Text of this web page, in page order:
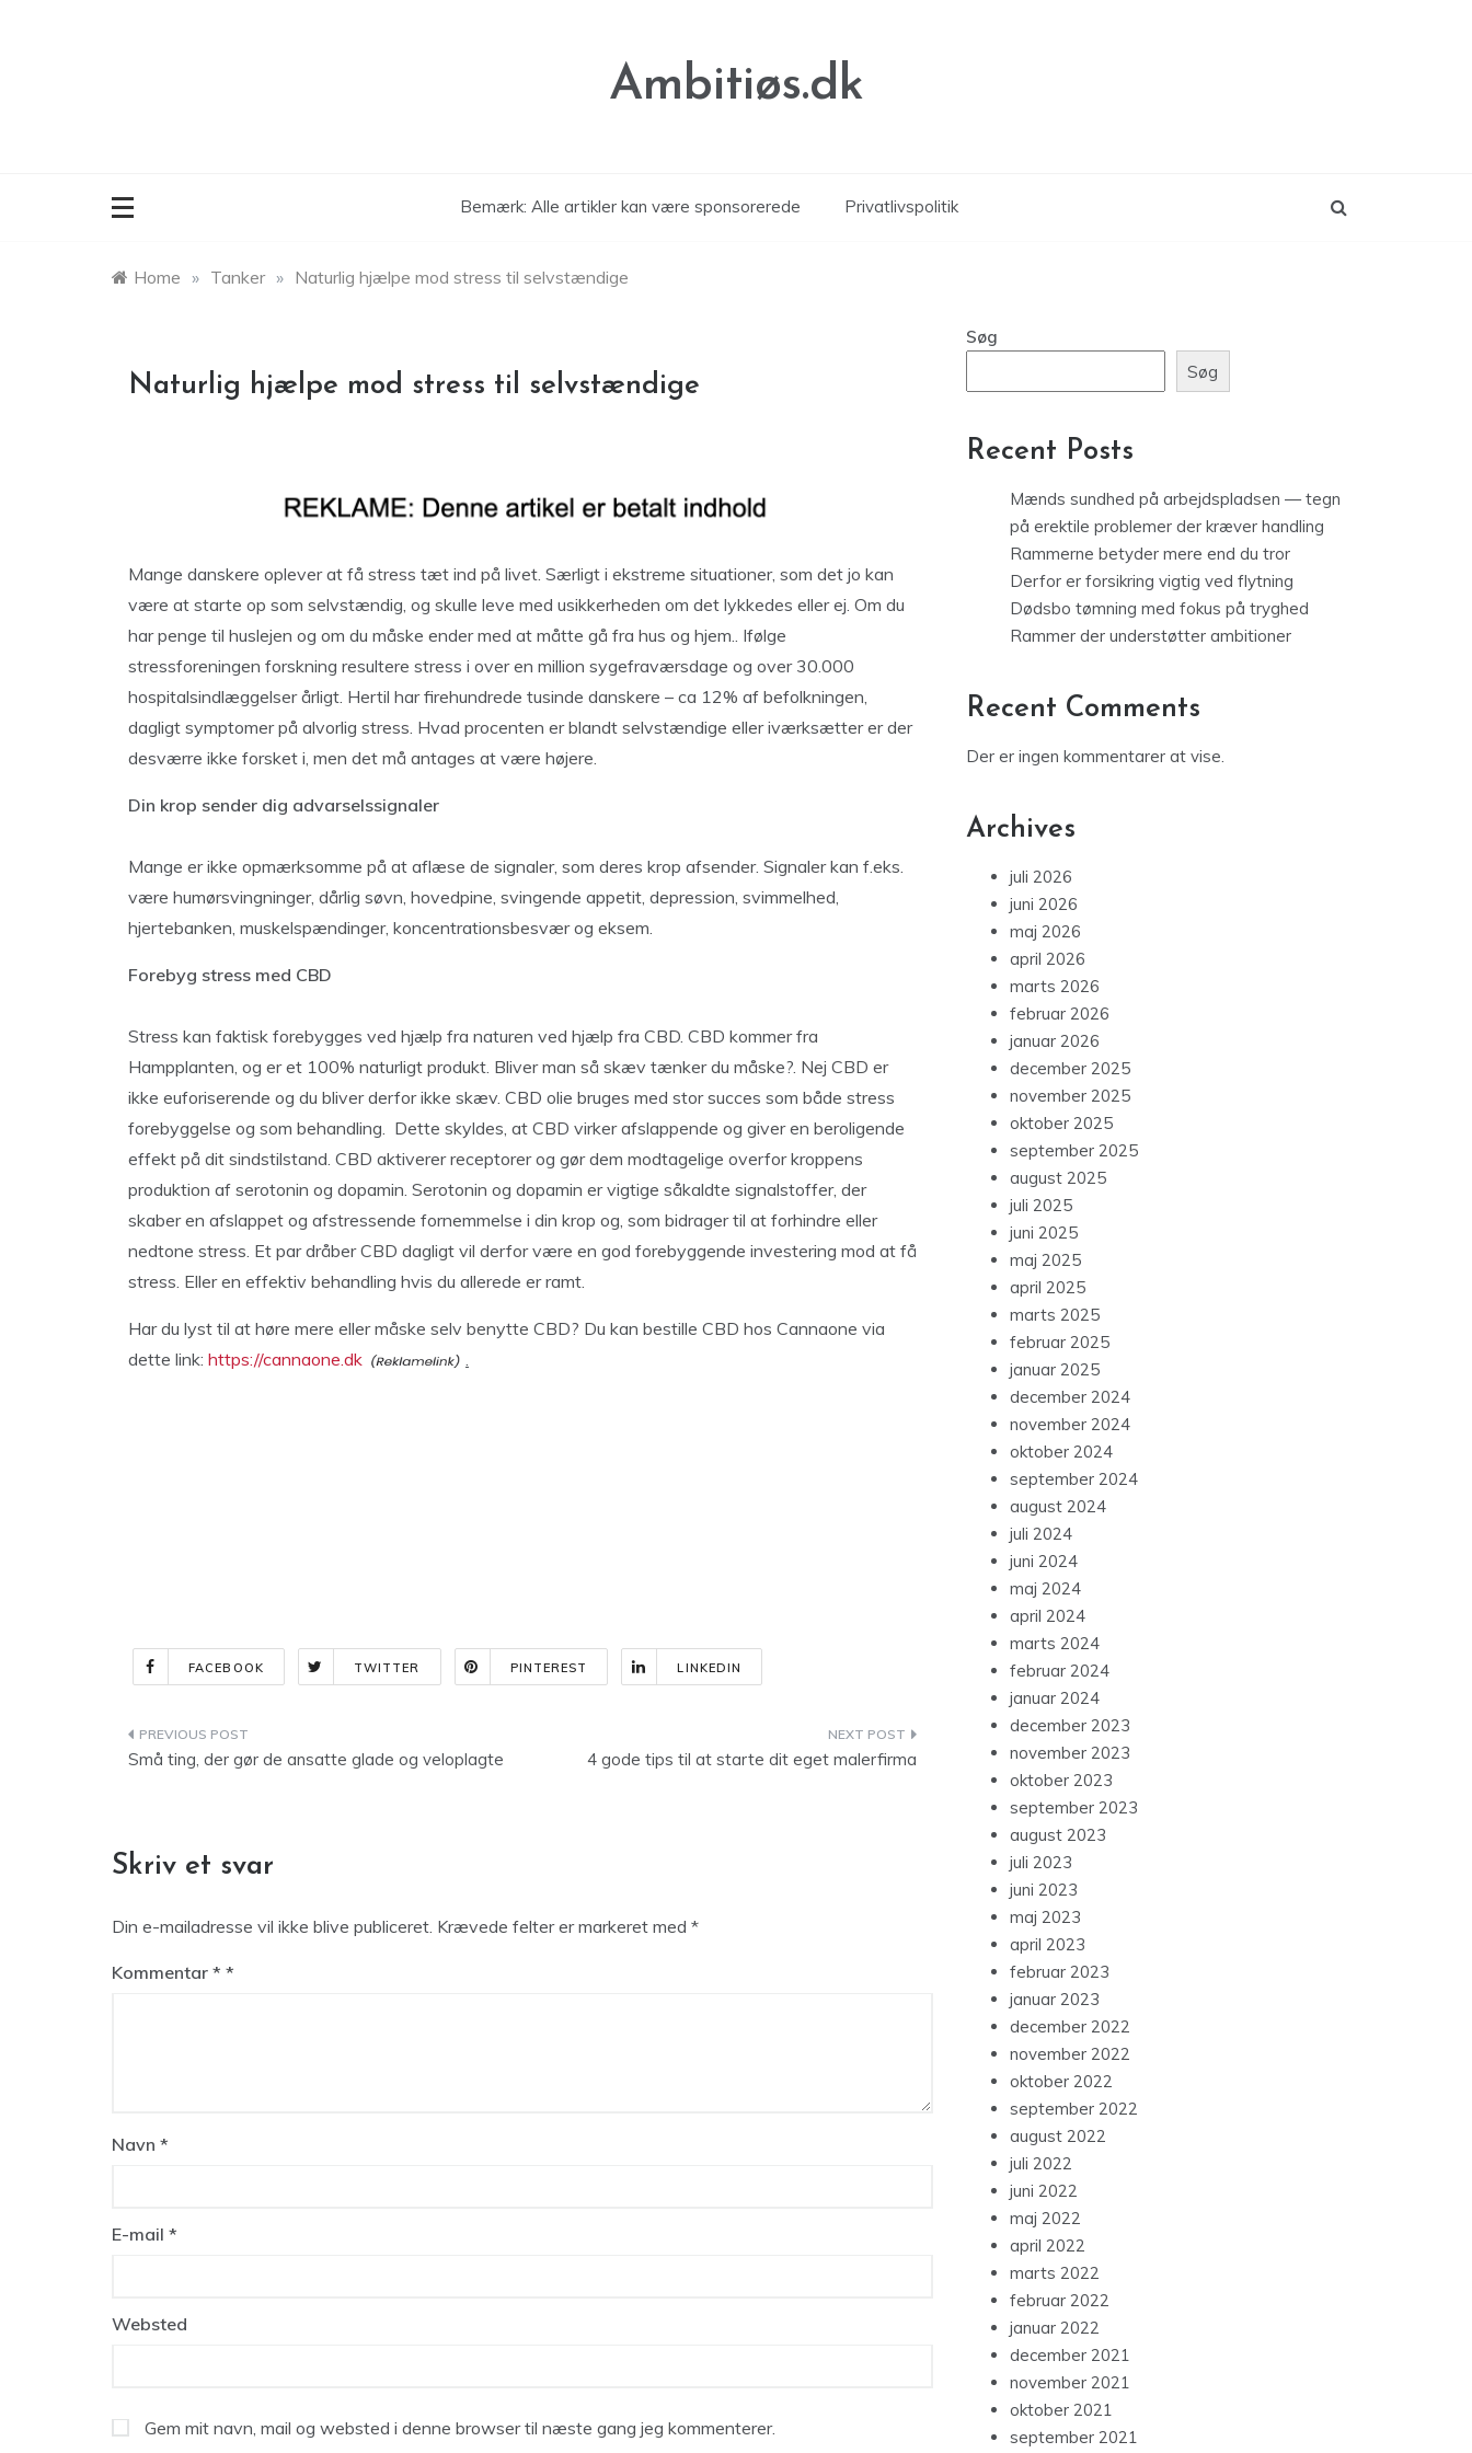
Ambitiøs.dk
Bemærk: Alle artikler kan være sponsorerede Privatlivspolitik
Home » Tanker » Naturlig hjælpe mod stress til selvstændige
Naturlig hjælpe mod stress til selvstændige
Mange danskere oplever at få stress tæt ind på livet. Særligt i ekstreme situationer, som det jo kan
være at starte op som selvstændig, og skulle leve med usikkerheden om det lykkedes eller ej. Om du
har penge til huslejen og om du måske ender med at måtte gå fra hus og hjem.. Ifølge
stressforeningen forskning resultere stress i over en million sygefraværsdage og over 30.000
hospitalsindlæggelser årligt. Hertil har firehundrede tusinde danskere – ca 12% af befolkningen,
dagligt symptomer på alvorlig stress. Hvad procenten er blandt selvstændige eller iværksætter er der
desværre ikke forsket i, men det må antages at være højere.
Din krop sender dig advarselssignaler
Mange er ikke opmærksomme på at aflæse de signaler, som deres krop afsender. Signaler kan f.eks.
være humørsvingninger, dårlig søvn, hovedpine, svingende appetit, depression, svimmelhed,
hjertebanken, muskelspændinger, koncentrationsbesvær og eksem.
Forebyg stress med CBD
Stress kan faktisk forebygges ved hjælp fra naturen ved hjælp fra CBD. CBD kommer fra
Hampplanten, og er et 100% naturligt produkt. Bliver man så skæv tænker du måske?. Nej CBD er
ikke euforiserende og du bliver derfor ikke skæv. CBD olie bruges med stor succes som både stress
forebyggelse og som behandling. Dette skyldes, at CBD virker afslappende og giver en beroligende
effekt på dit sindstilstand. CBD aktiverer receptorer og gør dem modtagelige overfor kroppens
produktion af serotonin og dopamin. Serotonin og dopamin er vigtige såkaldte signalstoffer, der
skaber en afslappet og afstressende fornemmelse i din krop og, som bidrager til at forhindre eller
nedtone stress. Et par dråber CBD dagligt vil derfor være en god forebyggende investering mod at få
stress. Eller en effektiv behandling hvis du allerede er ramt.
Har du lyst til at høre mere eller måske selv benytte CBD? Du kan bestille CBD hos Cannaone via
dette link: https://cannaone.dk .
FACEBOOK TWITTER PINTEREST LINKEDIN
Indlægsnavigation
Små ting, der gør de ansatte glade og veloplagte 4 gode tips til at starte dit eget malerfirma
Skriv et svar
Din e-mailadresse vil ikke blive publiceret. Krævede felter er markeret med *
Kommentar *
Navn *
E-mail *
Websted
Gem mit navn, mail og websted i denne browser til næste gang jeg kommenterer.
Søg
Søg
Recent Posts
Mænds sundhed på arbejdspladsen — tegn
på erektile problemer der kræver handling
Rammerne betyder mere end du tror
Derfor er forsikring vigtig ved flytning
Dødsbo tømning med fokus på tryghed
Rammer der understøtter ambitioner
Recent Comments
Der er ingen kommentarer at vise.
Archives
juli 2026
juni 2026
maj 2026
april 2026
marts 2026
februar 2026
januar 2026
december 2025
november 2025
oktober 2025
september 2025
august 2025
juli 2025
juni 2025
maj 2025
april 2025
marts 2025
februar 2025
januar 2025
december 2024
november 2024
oktober 2024
september 2024
august 2024
juli 2024
juni 2024
maj 2024
april 2024
marts 2024
februar 2024
januar 2024
december 2023
november 2023
oktober 2023
september 2023
august 2023
juli 2023
juni 2023
maj 2023
april 2023
februar 2023
januar 2023
december 2022
november 2022
oktober 2022
september 2022
august 2022
juli 2022
juni 2022
maj 2022
april 2022
marts 2022
februar 2022
januar 2022
december 2021
november 2021
oktober 2021
september 2021